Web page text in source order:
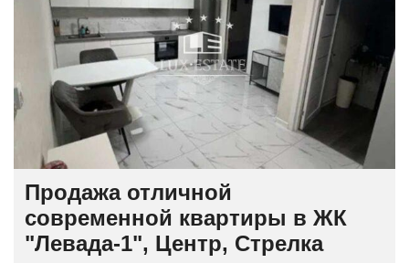
Продажа отличной
современной квартиры в ЖК
"Левада-1", Центр, Стрелка